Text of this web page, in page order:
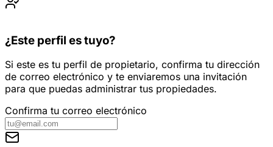
¿Este perfil es tuyo?
Si este es tu perfil de propietario, confirma tu dirección
de correo electrónico y te enviaremos una invitación
para que puedas administrar tus propiedades.
Confirma tu correo electrónico